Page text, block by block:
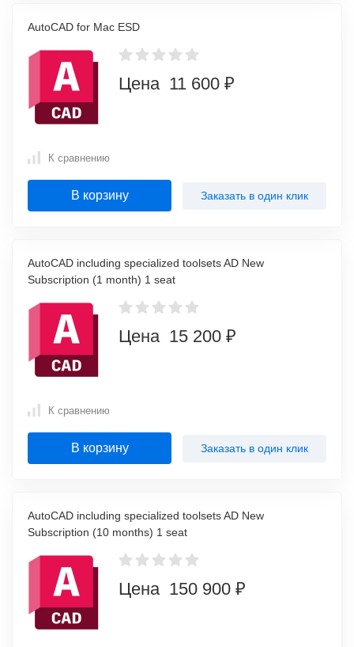
AutoCAD for Mac ESD
Цена 11 600 ₽
К сравнению
В корзину Заказать в один клик
AutoCAD including specialized toolsets AD New
Subscription (1 month) 1 seat
Цена 15 200 ₽
К сравнению
В корзину Заказать в один клик
AutoCAD including specialized toolsets AD New
Subscription (10 months) 1 seat
Цена 150 900 ₽